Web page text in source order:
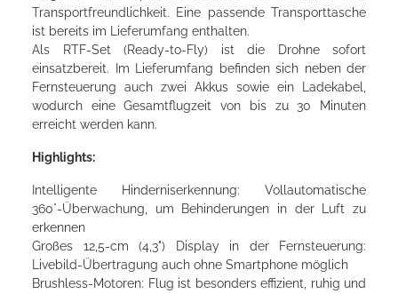
Transportfreundlichkeit. Eine passende Transporttasche
ist bereits im Lieferumfang enthalten.
Als RTF-Set (Ready-to-Fly) ist die Drohne sofort
einsatzbereit. Im Lieferumfang befinden sich neben der
Fernsteuerung auch zwei Akkus sowie ein Ladekabel,
wodurch eine Gesamtflugzeit von bis zu 30 Minuten
erreicht werden kann.
Highlights:
Intelligente Hinderniserkennung: Vollautomatische
360°‑Überwachung, um Behinderungen in der Luft zu
erkennen
Großes 12,5‑cm (4,3") Display in der Fernsteuerung:
Livebild-Übertragung auch ohne Smartphone möglich
Brushless‑Motoren: Flug ist besonders effizient, ruhig und